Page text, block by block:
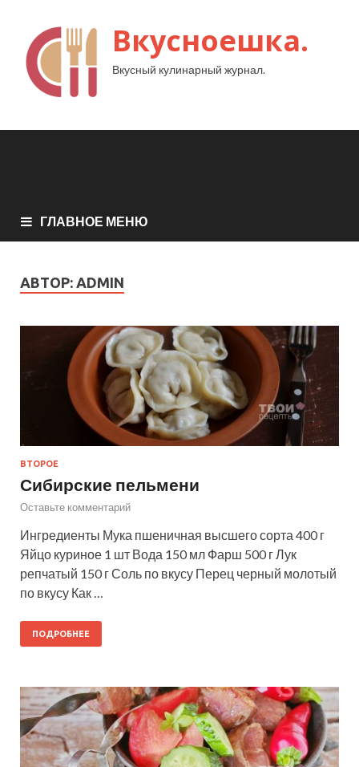
Вкусноешка.
Вкусный кулинарный журнал.
ГЛАВНОЕ МЕНЮ
АВТОР: ADMIN
ВТОРОЕ
Сибирские пельмени
Оставьте комментарий
Ингредиенты Мука пшеничная высшего сорта 400 г
Яйцо куриное 1 шт Вода 150 мл Фарш 500 г Лук
репчатый 150 г Соль по вкусу Перец черный молотый
по вкусу Как …
ПОДРОБНЕЕ